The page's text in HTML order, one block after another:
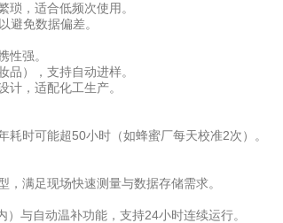
，适合低频次使用。
免数据偏差。
强。
），支持自动进样。
，适配化工生产。
时可能超50小时（如蜂蜜厂每天校准2次）。
满足现场快速测量与数据存储需求。
与自动温补功能，支持24小时连续运行。